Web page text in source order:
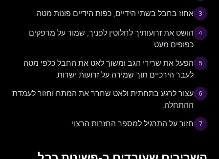
3 אחוז בחבל בשתי הידיים, כפות הידיים פונות מטה.
4
הושט את זרועותיך לחלוטין לפניך, שמור על מרפקים
כפופים מעט.
5
הפעל את שרירי הגב ומשוך לאט את החבל כלפי מטה
לעבר הירכיים תוך שמירה על זרועות ישרות.
6 עצור לרגע בתחתית ולאט שחרר את המתח וחזור לעמדת
ההתחלה.
7 חזור על התרגיל למספר החזרות הרצוי.